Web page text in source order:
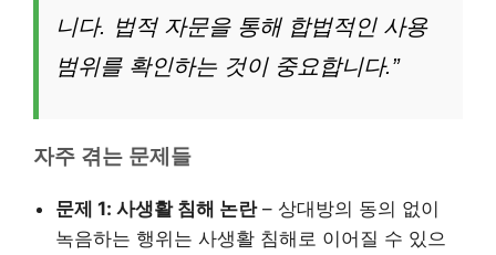
니다. 법적 자문을 통해 합법적인 사용
범위를 확인하는 것이 중요합니다.”
자주 겪는 문제들
문제 1: 사생활 침해 논란– 상대방의 동의 없이
녹음하는 행위는 사생활 침해로 이어질 수 있으